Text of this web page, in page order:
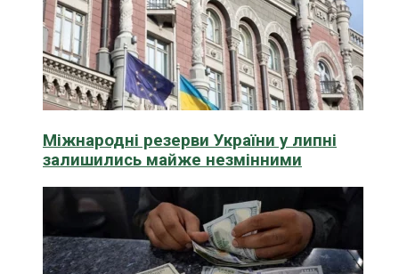
Міжнародні резерви України у липні
залишились майже незмінними